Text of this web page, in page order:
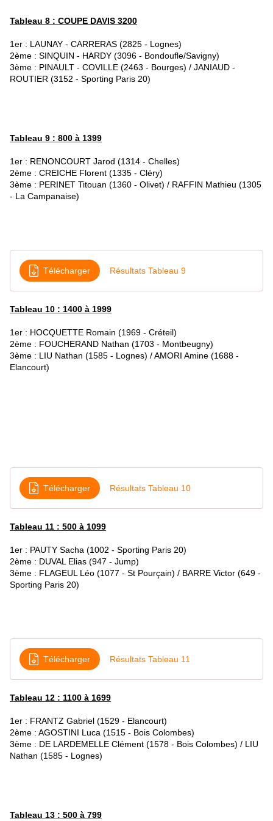
Tableau 8 : COUPE DAVIS 3200
1er : LAUNAY - CARRERAS (2825 - Lognes)
2ème : SINQUIN - HARDY (3096 - Bondoufle/Savigny)
3ème : PINAULT - COVILLE (2463 - Bourges) / JANIAUD -
ROUTIER (3152 - Sporting Paris 20)
Tableau 9 : 800 à 1399
1er : RENONCOURT Jarod (1314 - Chelles)
2ème : CREICHE Florent (1335 - Cléry)
3ème : PERINET Titouan (1360 - Olivet) / RAFFIN Mathieu (1305
- La Campanaise)
Télécharger Résultats Tableau 9
Tableau 10 : 1400 à 1999
1er : HOCQUETTE Romain (1969 - Créteil)
2ème : FOUCHERAND Nathan (1703 - Montbeugny)
3ème : LIU Nathan (1585 - Lognes) / AMORI Amine (1688 -
Elancourt)
Télécharger Résultats Tableau 10
Tableau 11 : 500 à 1099
1er : PAUTY Sacha (1002 - Sporting Paris 20)
2ème : DUVAL Elias (947 - Jump)
3ème : FLAGEUL Léo (1077 - St Pourçain) / BARRE Victor (649 -
Sporting Paris 20)
Télécharger Résultats Tableau 11
Tableau 12 : 1100 à 1699
1er : FRANTZ Gabriel (1529 - Elancourt)
2ème : AGOSTINI Luca (1515 - Bois Colombes)
3ème : DE LARDEMELLE Clément (1578 - Bois Colombes) / LIU
Nathan (1585 - Lognes)
Tableau 13 : 500 à 799